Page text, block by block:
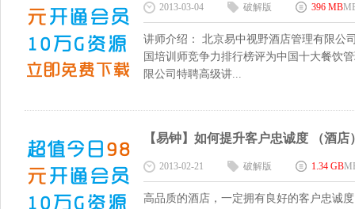
2013-03-04 破解版 396 MB
讲师介绍： 北京易中视野酒店管理有限公
国培训师竞争力排行榜评为中国十大餐饮
限公司特聘高级讲...
【易钟】如何提升客户忠诚度 （酒店
2013-02-21 破解版 1.34 GB
高品质的酒店，一定拥有良好的客户忠诚